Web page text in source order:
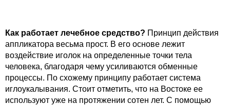
Как работает лечебное средство? Принцип действия
аппликатора весьма прост. В его основе лежит
воздействие иголок на определенные точки тела
человека, благодаря чему усиливаются обменные
процессы. По схожему принципу работает система
иглоукалывания. Стоит отметить, что на Востоке ее
используют уже на протяжении сотен лет. С помощью